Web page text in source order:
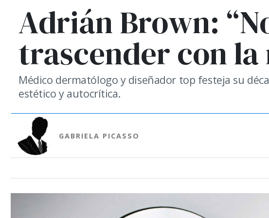
Adrián Brown:
trascender con la
Médico dermatólogo y diseñador top festeja su
estético y autocrítica.
GABRIELA PICASSO